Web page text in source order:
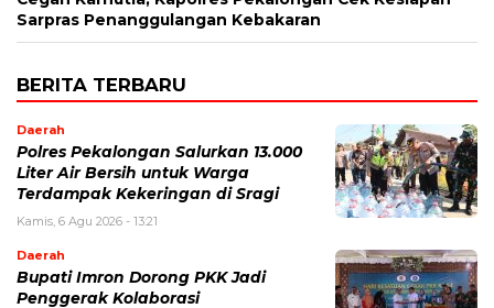
Sarpras Penanggulangan Kebakaran
BERITA TERBARU
Daerah
Polres Pekalongan Salurkan 13.000
Liter Air Bersih untuk Warga
Terdampak Kekeringan di Sragi
Kamis, 6 Agu 2026 - 13:21
Daerah
Bupati Imron Dorong PKK Jadi
Penggerak Kolaborasi